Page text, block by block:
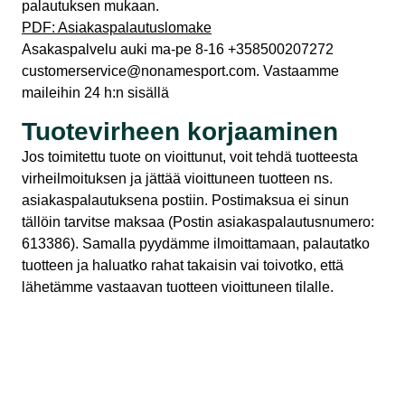
palautuksen mukaan.
PDF: Asiakaspalautuslomake
Asakaspalvelu auki ma-pe 8-16 +358500207272
customerservice@nonamesport.com. Vastaamme
maileihin 24 h:n sisällä
Tuotevirheen korjaaminen
Jos toimitettu tuote on vioittunut, voit tehdä tuotteesta
virheilmoituksen ja jättää vioittuneen tuotteen ns.
asiakaspalautuksena postiin. Postimaksua ei sinun
tällöin tarvitse maksaa (Postin asiakaspalautusnumero:
613386). Samalla pyydämme ilmoittamaan, palautatko
tuotteen ja haluatko rahat takaisin vai toivotko, että
lähetämme vastaavan tuotteen vioittuneen tilalle.